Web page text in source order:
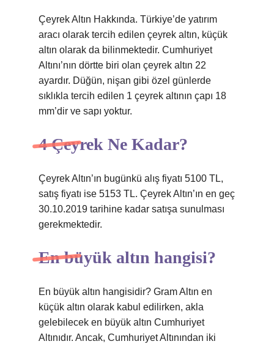
Çeyrek Altın Hakkında. Türkiye’de yatırım
aracı olarak tercih edilen çeyrek altın, küçük
altın olarak da bilinmektedir. Cumhuriyet
Altını’nın dörtte biri olan çeyrek altın 22
ayardır. Düğün, nişan gibi özel günlerde
sıklıkla tercih edilen 1 çeyrek altının çapı 18
mm’dir ve sapı yoktur.
4 Çeyrek Ne Kadar?
Çeyrek Altın’ın bugünkü alış fiyatı 5100 TL,
satış fiyatı ise 5153 TL. Çeyrek Altın’ın en geç
30.10.2019 tarihine kadar satışa sunulması
gerekmektedir.
En büyük altın hangisi?
En büyük altın hangisidir? Gram Altın en
küçük altın olarak kabul edilirken, akla
gelebilecek en büyük altın Cumhuriyet
Altınıdır. Ancak, Cumhuriyet Altınından iki